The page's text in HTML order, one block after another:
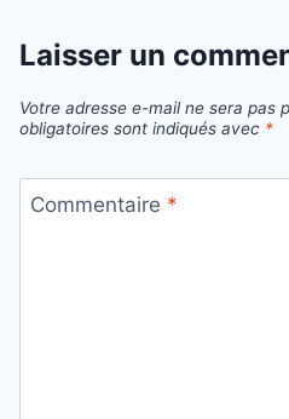
Laisser un
Votre adresse e-mail ne sera pas
obligatoires sont indiqués avec *
Commentaire *